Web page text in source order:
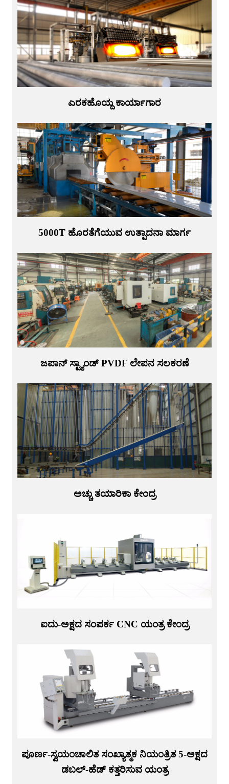
ಎರಕಹೊಯ್ದ ಕಾರ್ಯಾಗಾರ
5000T ಹೊರತೆಗೆಯುವ ಉತ್ಪಾದನಾ ಮಾರ್ಗ
ಜಪಾನ್ ಸ್ಟ್ಯಾಂಡ್ PVDF ಲೇಪನ ಸಲಕರಣೆ
ಅಚ್ಚು ತಯಾರಿಕಾ ಕೇಂದ್ರ
ಐದು-ಅಕ್ಷದ ಸಂಪರ್ಕ CNC ಯಂತ್ರ ಕೇಂದ್ರ
ಪೂರ್ಣ-ಸ್ವಯಂಚಾಲಿತ ಸಂಖ್ಯಾತ್ಮಕ ನಿಯಂತ್ರಿತ 5-ಅಕ್ಷದ
ಡಬಲ್-ಹೆಡ್ ಕತ್ತರಿಸುವ ಯಂತ್ರ